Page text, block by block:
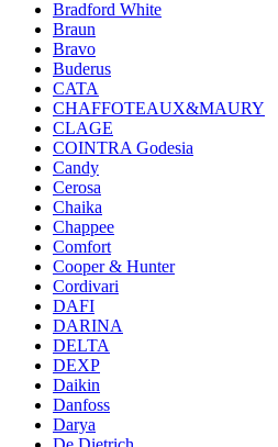
Bradford White
Braun
Bravo
Buderus
CATA
CHAFFOTEAUX&MAURY
CLAGE
COINTRA Godesia
Candy
Cerosa
Chaika
Chappee
Comfort
Cooper & Hunter
Cordivari
DAFI
DARINA
DELTA
DEXP
Daikin
Danfoss
Darya